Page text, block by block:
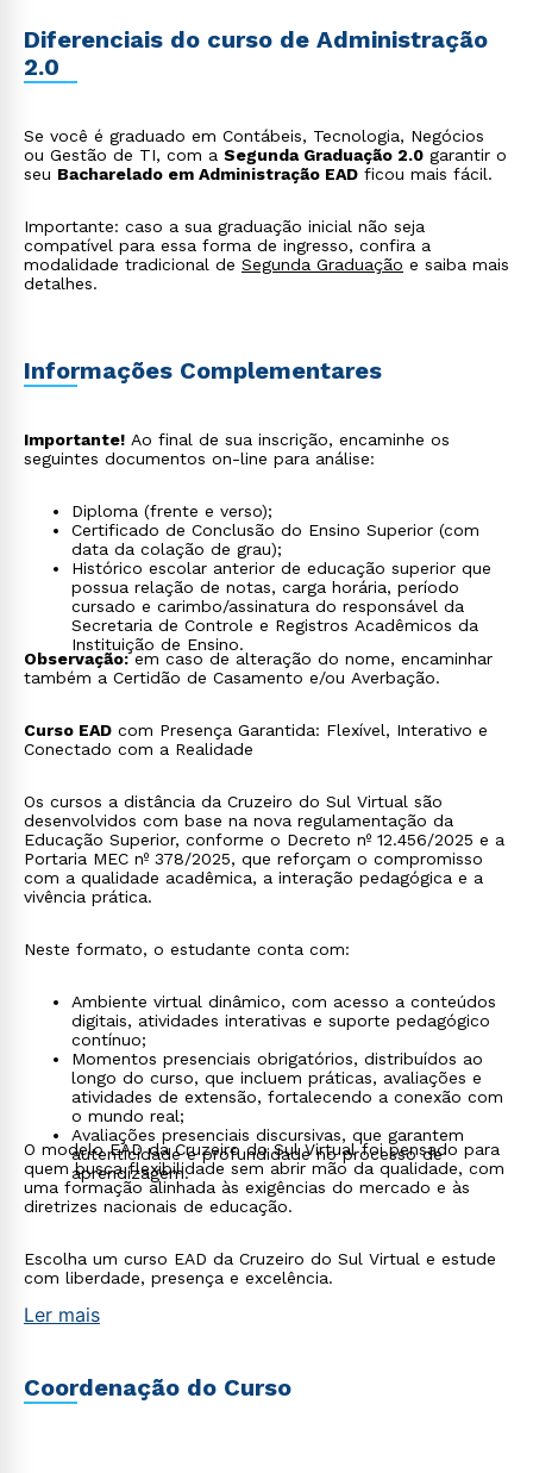
Setor público e terceiro setor : participação em
projetos e políticas públicas, com foco em eficiência
Diferenciais do curso de Administração
2.0
Se você é graduado em Contábeis, Tecnologia, Negócios
ou Gestão de TI, com a Segunda Graduação 2.0 garantir o
seu Bacharelado em Administração EAD ficou mais fácil.
Importante: caso a sua graduação inicial não seja
compatível para essa forma de ingresso, confira a
modalidade tradicional de Segunda Graduação e saiba mais
detalhes.
Informações Complementares
Importante! Ao final de sua inscrição, encaminhe os
seguintes documentos on-line para análise:
Diploma (frente e verso);
Certificado de Conclusão do Ensino Superior (com
data da colação de grau);
Histórico escolar anterior de educação superior que
possua relação de notas, carga horária, período
cursado e carimbo/assinatura do responsável da
Secretaria de Controle e Registros Acadêmicos da
Instituição de Ensino.
Observação:em caso de alteração do nome, encaminhar
também a Certidão de Casamento e/ou Averbação.
Curso EAD com Presença Garantida: Flexível, Interativo e
Conectado com a Realidade
Os cursos a distância da Cruzeiro do Sul Virtual são
desenvolvidos com base na nova regulamentação da
Educação Superior, conforme o Decreto nº 12.456/2025 e a
Portaria MEC nº 378/2025, que reforçam o compromisso
com a qualidade acadêmica, a interação pedagógica e a
vivência prática.
Neste formato, o estudante conta com:
Ambiente virtual dinâmico, com acesso a conteúdos
digitais, atividades interativas e suporte pedagógico
contínuo;
Momentos presenciais obrigatórios, distribuídos ao
longo do curso, que incluem práticas, avaliações e
atividades de extensão, fortalecendo a conexão com
o mundo real;
Avaliações presenciais discursivas, que garantem
autenticidade e profundidade no processo de
aprendizagem.
O modelo EAD da Cruzeiro do Sul Virtual foi pensado para
quem busca flexibilidade sem abrir mão da qualidade, com
uma formação alinhada às exigências do mercado e às
diretrizes nacionais de educação.
Escolha um curso EAD da Cruzeiro do Sul Virtual e estude
com liberdade, presença e excelência.
Ler mais
Coordenação do Curso